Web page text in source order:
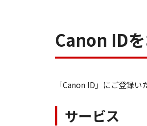
Canon ID
「Canon ID」にご登録
サービス